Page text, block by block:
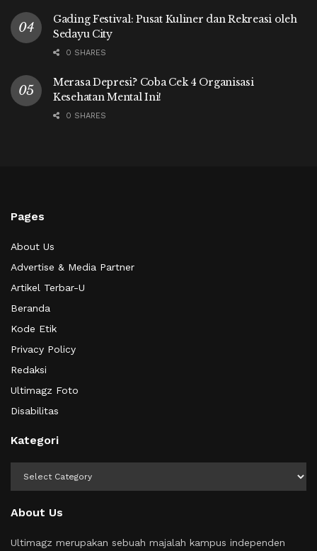
Gading Festival: Pusat Kuliner dan Rekreasi oleh
Sedayu City
0 SHARES
Merasa Depresi? Coba Cek 4 Organisasi
Kesehatan Mental Ini!
0 SHARES
Pages
About Us
Advertise & Media Partner
Artikel Terbar-U
Beranda
Kode Etik
Privacy Policy
Redaksi
Ultimagz Foto
Disabilitas
Kategori
About Us
Ultimagz merupakan sebuah majalah kampus independen